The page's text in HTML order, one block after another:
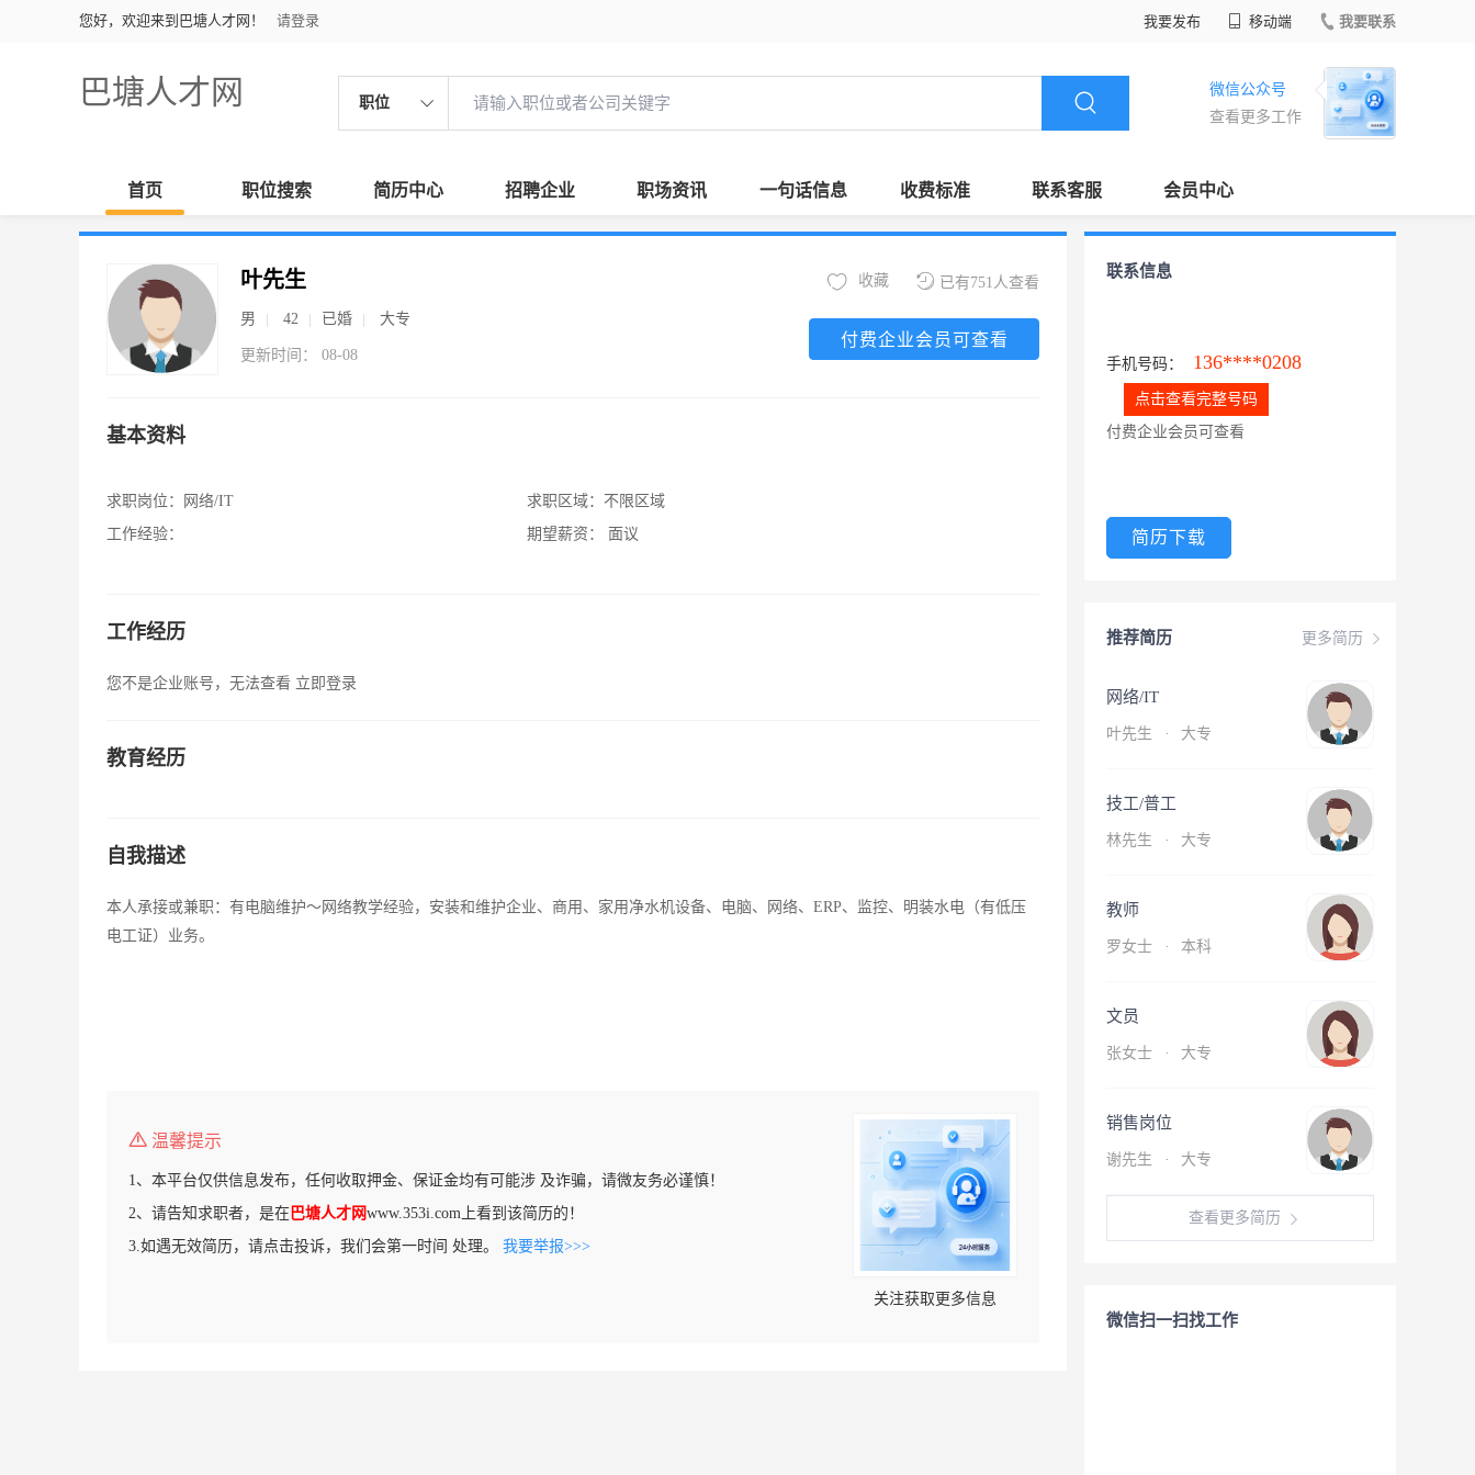
您好，欢迎来到巴塘人才网！ 请登录 我要发布 移动端 我要联系
巴塘人才网 职位
微信公众号
查看更多工作
首页 职位搜索 简历中心 招聘企业 职场资讯 一句话信息 收费标准 联系客服 会员中心
叶先生
男 42 已婚 大专
更新时间： 08-08
已有751人查看
收藏
付费企业会员可查看
基本资料
求职岗位：
网络/IT
工作经验：
求职区域： 不限区域
期望薪资：
面议
工作经历
您不是企业账号，无法查看 立即登录
教育经历
自我描述
本人承接或兼职：有电脑维护～网络教学经验，安装和维护企业、商用、家用净水机设备、电脑、网络、ERP、监控、明装水电（有低压
电工证）业务。
温馨提示
1、本平台仅供信息发布，任何收取押金、保证金均有可能涉 及诈骗，请微友务必谨慎！
2、请告知求职者，是在 巴塘人才网www.353i.com上看到该简历的！
3.如遇无效简历，请点击投诉，我们会第一时间 处理。 我要举报>>>
关注获取更多信息
联系信息
手机号码： 136****0208
点击查看完整号码
付费企业会员可查看
简历下载
更多简历
推荐简历
网络/IT
叶先生 · 大专
技工/普工
林先生 · 大专
教师
罗女士 · 本科
文员
张女士 · 大专
销售岗位
谢先生 · 大专
查看更多简历
微信扫一扫找工作